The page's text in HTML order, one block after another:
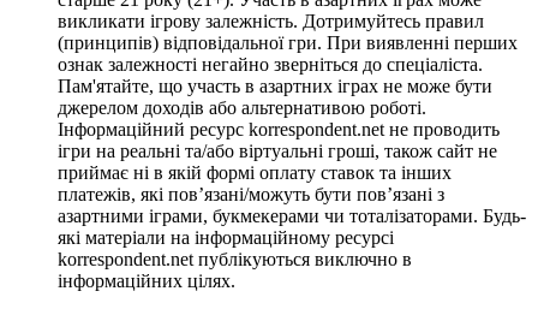
викликати ігрову залежність. Дотримуйтесь правил
(принципів) відповідальної гри. При виявленні перших
ознак залежності негайно зверніться до спеціаліста.
Пам'ятайте, що участь в азартних іграх не може бути
джерелом доходів або альтернативою роботі.
Інформаційний ресурс korrespondent.net не проводить
ігри на реальні та/або віртуальні гроші, також сайт не
приймає ні в якій формі оплату ставок та інших
платежів, які пов’язані/можуть бути пов’язані з
азартними іграми, букмекерами чи тоталізаторами. Будь-
які матеріали на інформаційному ресурсі
korrespondent.net публікуються виключно в
інформаційних цілях.